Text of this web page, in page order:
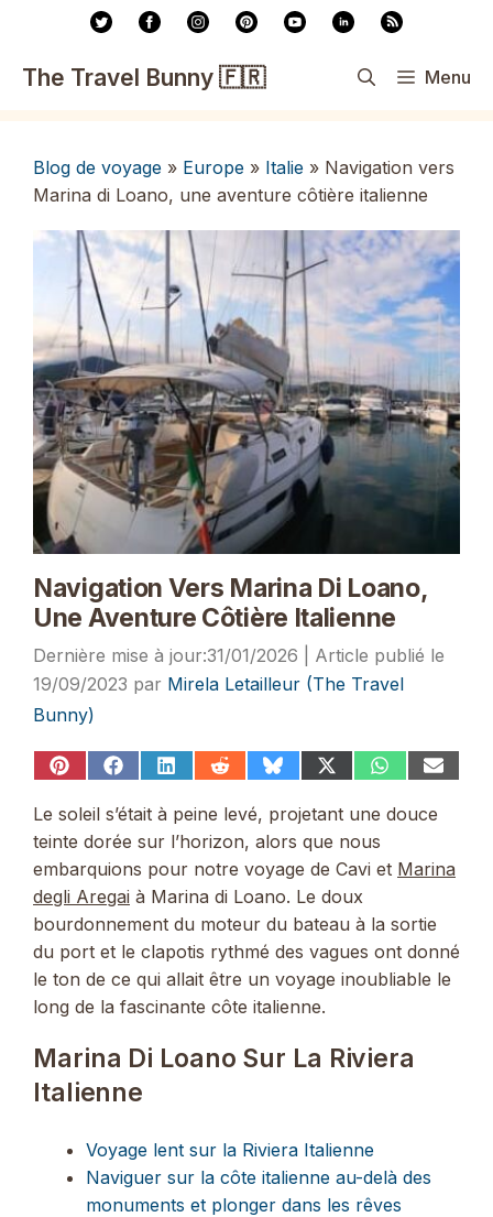
contenu
The Travel Bunny 🇫🇷 Menu
Blog de voyage » Europe » Italie » Navigation vers
Marina di Loano, une aventure côtière italienne
Navigation Vers Marina Di Loano,
Une Aventure Côtière Italienne
31/01/2026
19/09/2023 par Mirela Letailleur (The Travel
Bunny)
Share
Pinterest
Share
Facebook
Share
LinkedIn
Share
Reddit
Share
Bluesky
Share
(Twitter)
Share
WhatsApp
Share
Le soleil s’était à peine levé, projetant une douce
teinte dorée sur l’horizon, alors que nous
embarquions pour notre voyage de Cavi et Marina
degli Aregai à Marina di Loano. Le doux
bourdonnement du moteur du bateau à la sortie
du port et le clapotis rythmé des vagues ont donné
le ton de ce qui allait être un voyage inoubliable le
long de la fascinante côte italienne.
Marina Di Loano Sur La Riviera
Italienne
Voyage lent sur la Riviera Italienne
Naviguer sur la côte italienne au-delà des
monuments et plonger dans les rêves